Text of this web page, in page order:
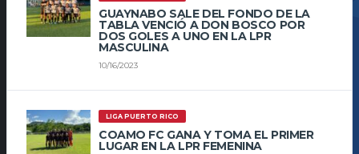
GUAYNABO SALE DEL FONDO DE LA
TABLA VENCIÓ A DON BOSCO POR
DOS GOLES A UNO EN LA LPR
MASCULINA
10/16/2023
LIGA PUERTO RICO
COAMO FC GANA Y TOMA EL PRIMER
LUGAR EN LA LPR FEMENINA